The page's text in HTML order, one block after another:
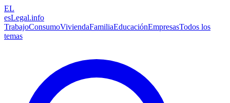
EL
esLegal.info
TrabajoConsumoViviendaFamiliaEducaciónEmpresasTodos los
temas